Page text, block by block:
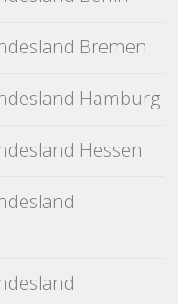
Bremen
Hamburg
Hessen